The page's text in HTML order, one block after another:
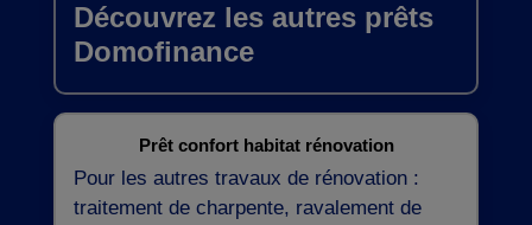
Découvrez les autres prêts
Domofinance
Prêt confort habitat rénovation
Pour les autres travaux de rénovation :
traitement de charpente, ravalement de